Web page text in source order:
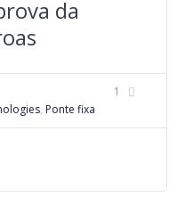
da
1
, Ponte fixa